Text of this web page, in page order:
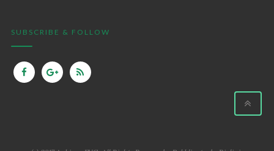
SUBSCRIBE & FOLLOW